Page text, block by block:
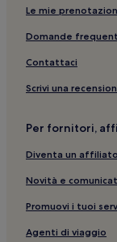
Steenrijk: hotel
Marie Pampoen:
Queen Emma
Willemstad: Hotel
Museo di
Willemstad: Hotel
Curaçao Golf and
Willemstad: Hotel
Willemstad: Resort
Le mie
Domande
Contattaci
Scrivi una
Per fornitori,
Diventa un affiliato
Novità e
Promuovi i tuoi
Agenti di viaggio